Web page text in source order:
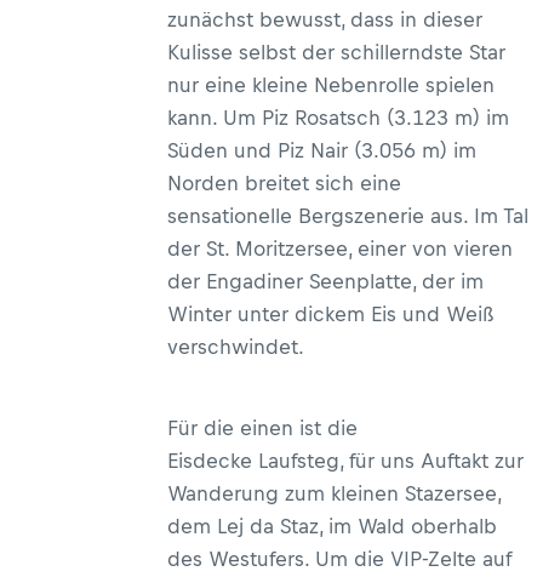
zunächst bewusst, dass in dieser
Kulisse selbst der schillerndste Star
nur eine kleine Nebenrolle spielen
kann. Um Piz Rosatsch (3.123 m) im
Süden und Piz Nair (3.056 m) im
Norden breitet sich eine
sensationelle Bergszenerie aus. Im Tal
der St. Moritzersee, einer von vieren
der Engadiner Seenplatte, der im
Winter unter dickem Eis und Weiß
verschwindet.
Für die einen ist die
Eisdecke Laufsteg, für uns Auftakt zur
Wanderung zum kleinen Stazersee,
dem Lej da Staz, im Wald oberhalb
des Westufers. Um die VIP-Zelte auf